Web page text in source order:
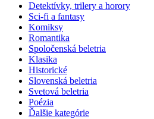
Detektívky, trilery a horory
Sci-fi a fantasy
Komiksy
Romantika
Spoločenská beletria
Klasika
Historické
Slovenská beletria
Svetová beletria
Poézia
Ďalšie kategórie